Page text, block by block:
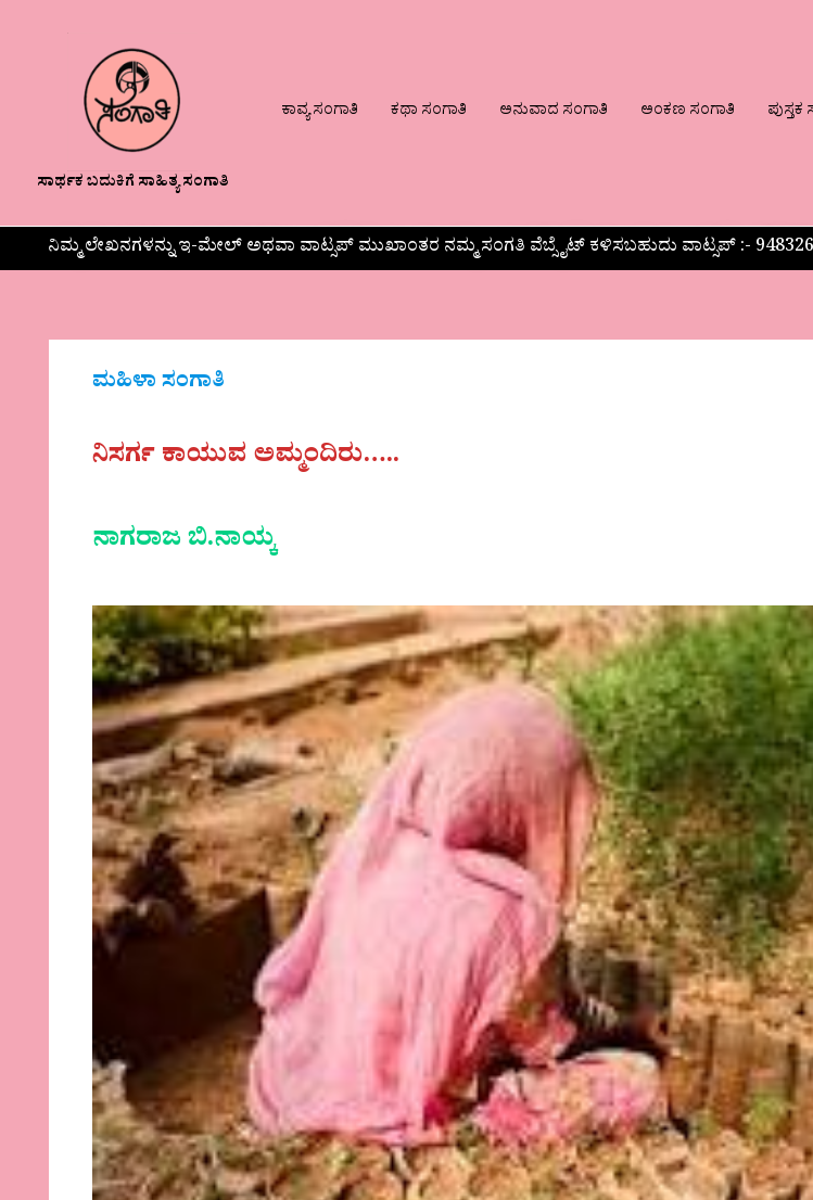
ಸಾರ್ಥಕ ಬದುಕಿಗೆ ಸಾಹಿತ್ಯ ಸಂಗಾತಿ
ಕಾವ್ಯ ಸಂಗಾತಿ ಕಥಾ ಸಂಗಾತಿ ಅನುವಾದ ಸಂಗಾತಿ ಅಂಕಣ ಸಂಗಾತಿ ಪುಸ್ತಕ
ನಿಮ್ಮ ಲೇಖನಗಳನ್ನು ಇ-ಮೇಲ್ ಅಥವಾ ವಾಟ್ಸಪ್ ಮುಖಾಂತರ ನಮ್ಮ ಸಂಗತಿ ವೆಬ್ಸೈಟ್ ಕಳಿಸಬಹುದು ವಾಟ್ಸಪ್‌ :-
ಮಹಿಳಾ ಸಂಗಾತಿ
ನಿಸರ್ಗ ಕಾಯುವ ಅಮ್ಮಂದಿರು…..
ನಾಗರಾಜ ಬಿ.ನಾಯ್ಕ